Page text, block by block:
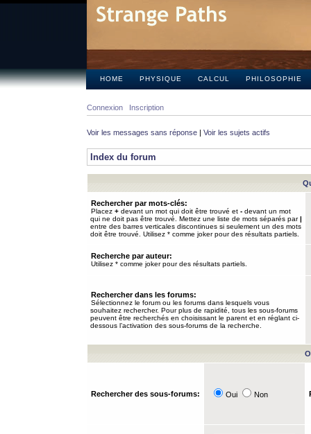
HOME PHYSIQUE CALCUL PHILOSOPHIE
Connexion Inscription
Voir les messages sans réponse | Voir les sujets actifs
Index du forum
Rechercher par mots-clés:
Placez + devant un mot qui doit être trouvé et - devant un mot
qui ne doit pas être trouvé. Mettez une liste de mots séparés par|
entre des barres verticales discontinues si seulement un des mots
doit être trouvé. Utilisez * comme joker pour des résultats partiels.
Recherche par auteur:
Utilisez * comme joker pour des résultats partiels.
Rechercher dans les forums:
Sélectionnez le forum ou les forums dans lesquels vous
souhaitez rechercher. Pour plus de rapidité, tous les sous-forums
peuvent être recherchés en choisissant le parent et en réglant ci-
dessous l’activation des sous-forums de la recherche.
Rechercher des sous-forums: Oui Non